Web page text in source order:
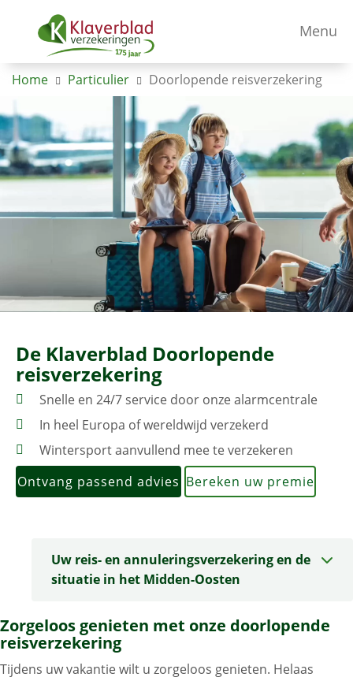
Menu
Home Particulier Doorlopende reisverzekering
De Klaverblad Doorlopende
reisverzekering
Snelle en 24/7 service door onze alarmcentrale
In heel Europa of wereldwijd verzekerd
Wintersport aanvullend mee te verzekeren
Ontvang passend advies Bereken uw premie
Uw reis- en annuleringsverzekering en de
situatie in het Midden-Oosten
Zorgeloos genieten met onze doorlopende
reisverzekering
Tijdens uw vakantie wilt u zorgeloos genieten. Helaas